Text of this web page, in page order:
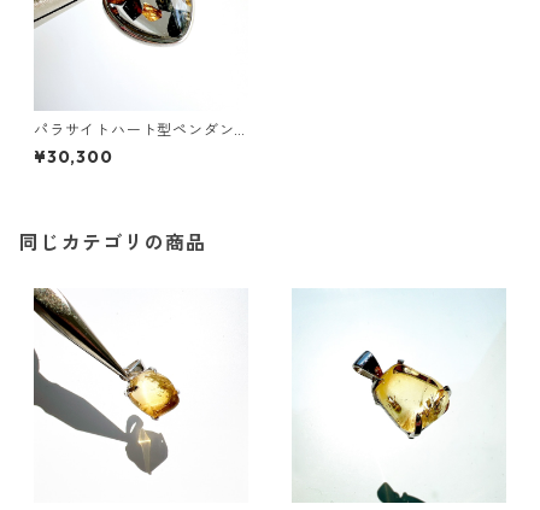
パラサイトハート型ペンダン
トトップ②
¥30,300
同じカテゴリの商品